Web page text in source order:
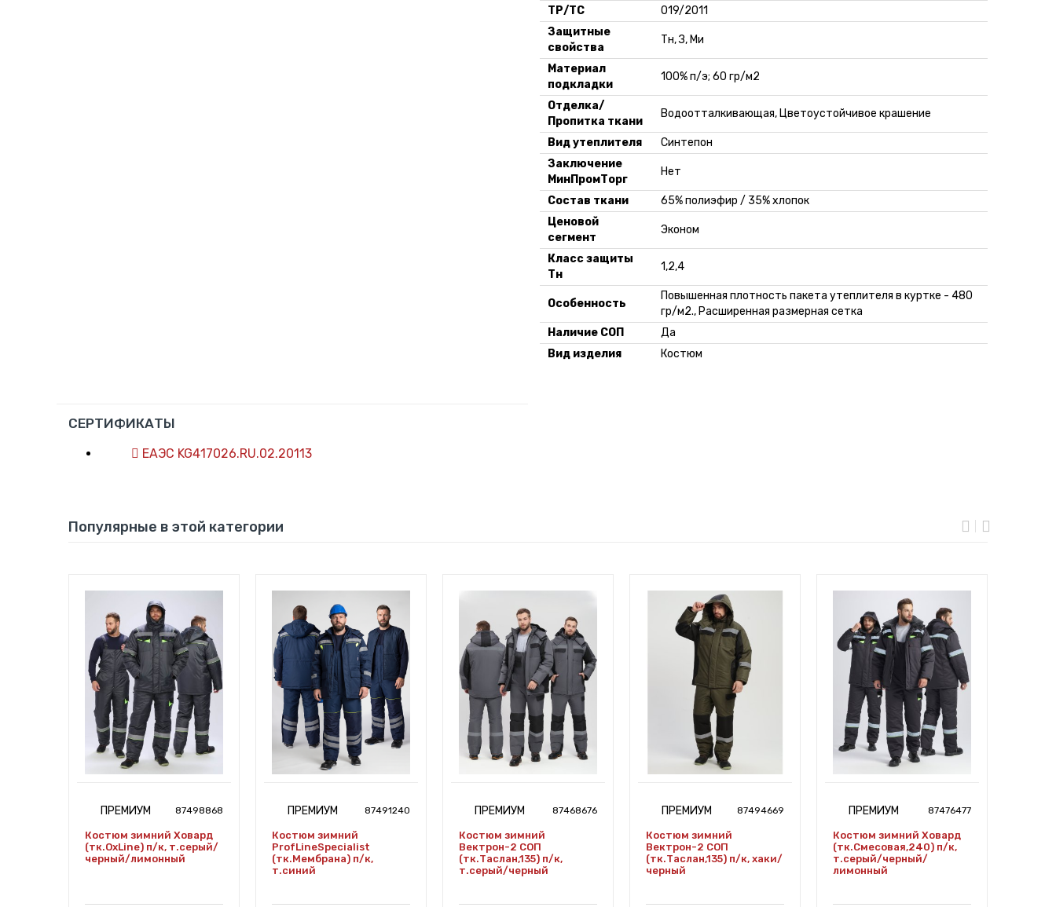
ТР/ТС
019/2011
Защитные
свойства
Тн, З, Ми
Материал
подкладки
100% п/э; 60 гр/м2
Отделка/
Пропитка ткани
Водоотталкивающая, Цветоустойчивое крашение
Вид утеплителя
Синтепон
Заключение
МинПромТорг
Нет
Состав ткани
65% полиэфир / 35% хлопок
Ценовой
сегмент
Эконом
Класс защиты
Тн
1,2,4
Особенность
Повышенная плотность пакета утеплителя в куртке - 480
гр/м2., Расширенная размерная сетка
Наличие СОП
Да
Вид изделия
Костюм
СЕРТИФИКАТЫ
ЕАЭС KG417026.RU.02.20113
Популярные в этой категории
ПРЕМИУМ 87498868
Костюм зимний Ховард
(тк.OxLine) п/к, т.серый/
черный/лимонный
ПРЕМИУМ 87491240
Костюм зимний
ProfLineSpecialist
(тк.Мембрана) п/к,
т.синий
ПРЕМИУМ 87468676
Костюм зимний
Вектрон-2 СОП
(тк.Таслан,135) п/к,
т.серый/черный
ПРЕМИУМ 87494669
Костюм зимний
Вектрон-2 СОП
(тк.Таслан,135) п/к, хаки/
черный
ПРЕМИУМ 87476477
Костюм зимний Ховард
(тк.Смесовая,240) п/к,
т.серый/черный/
лимонный